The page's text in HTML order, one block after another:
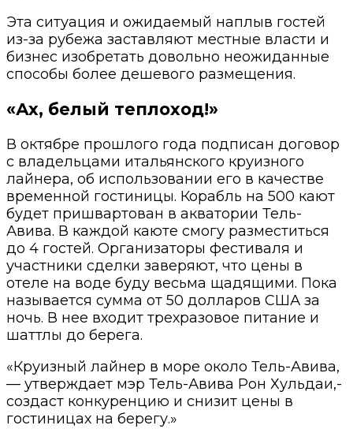
Эта ситуация и ожидаемый наплыв гостей
из-за рубежа заставляют местные власти и
бизнес изобретать довольно неожиданные
способы более дешевого размещения.
«Ах, белый теплоход!»
В октябре прошлого года подписан договор
с владельцами итальянского круизного
лайнера, об использовании его в качестве
временной гостиницы. Корабль на 500 кают
будет пришвартован в акватории Тель-
Авива. В каждой каюте смогу разместиться
до 4 гостей. Организаторы фестиваля и
участники сделки заверяют, что цены в
отеле на воде буду весьма щадящими. Пока
называется сумма от 50 долларов США за
ночь. В нее входит трехразовое питание и
шаттлы до берега.
«Круизный лайнер в море около Тель-Авива,
— утверждает мэр Тель-Авива Рон Хульдаи,-
создаст конкуренцию и снизит цены в
гостиницах на берегу.»